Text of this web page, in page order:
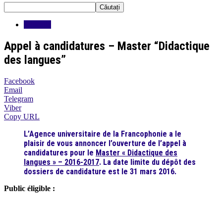
Appel à candidatures – Master “Didactique
des langues”
Facebook
Email
Telegram
Viber
Copy URL
L’Agence universitaire de la Francophonie a le
plaisir de vous annoncer l’ouverture de l’appel à
candidatures pour le Master « Didactique des
langues » – 2016-2017. La date limite du dépôt des
dossiers de candidature est le 31 mars 2016.
Public éligible :